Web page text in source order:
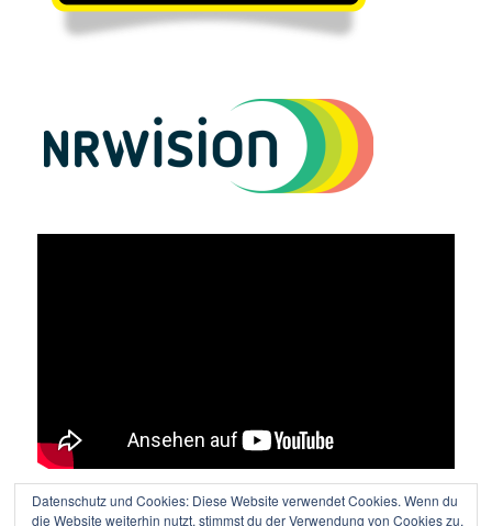
Vielen Dank an Lutz Wolters für den tollen Film!
Datenschutz und Cookies: Diese Website verwendet Cookies. Wenn du
die Website weiterhin nutzt, stimmst du der Verwendung von Cookies zu.